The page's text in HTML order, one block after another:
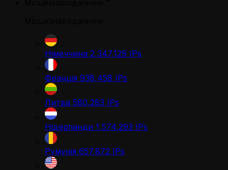
Німеччина 2,347,129 IPs
Франція 938,458 IPs
Литва 580,283 IPs
Нідерланди 1,574,293 IPs
Румунія 657,872 IPs